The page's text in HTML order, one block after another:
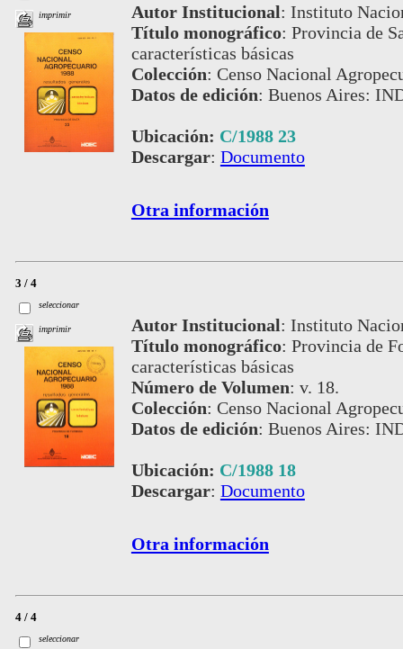
imprimir Autor Institucional: Instituto
Título monográfico: Provincia de
características básicas
Colección: Censo Nacional
Datos de edición: Buenos Aires:
Ubicación: C/1988 23
Descargar: Documento
Otra información
3 / 4
seleccionar
imprimir Autor Institucional: Instituto
Título monográfico: Provincia de
características básicas
Número de Volumen: v. 18.
Colección: Censo Nacional
Datos de edición: Buenos Aires:
Ubicación: C/1988 18
Descargar: Documento
Otra información
4 / 4
seleccionar